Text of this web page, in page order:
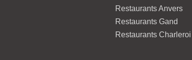
Restaurants Anvers
Restaurants Gand
Restaurants Charleroi